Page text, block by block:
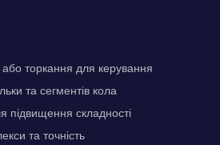
торкання для керування
та сегментів кола
підвищення складності
та точність